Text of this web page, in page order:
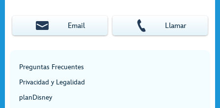
Email Llamar
Preguntas Frecuentes
Privacidad y Legalidad
planDisney